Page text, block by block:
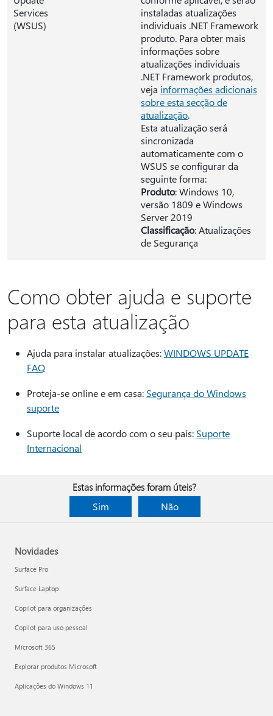
Services
(WSUS)
instaladas atualizações
individuais .NET Framework
produto. Para obter mais
informações sobre
atualizações individuais
.NET Framework produtos,
veja informações adicionais
sobre esta secção de
atualização.
Esta atualização será
sincronizada
automaticamente com o
WSUS se configurar da
seguinte forma:
Produto: Windows 10,
versão 1809 e Windows
Server 2019
Classificação: Atualizações
de Segurança
Como obter ajuda e suporte
para esta atualização
Ajuda para instalar atualizações:WINDOWS UPDATE
FAQ
Proteja-se online e em casa: Segurança do Windows
suporte
Suporte local de acordo com o seu país: Suporte
Internacional
Estas informações foram úteis?
Sim
Não
Novidades
Surface Pro
Surface Laptop
Copilot para organizações
Copilot para uso pessoal
Microsoft 365
Explorar produtos Microsoft
Aplicações do Windows 11